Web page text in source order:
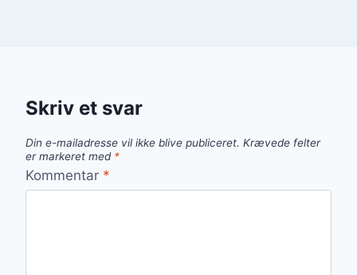
Skriv et svar
Din e-mailadresse vil ikke blive publiceret. Krævede felter
er markeret med *
Kommentar *